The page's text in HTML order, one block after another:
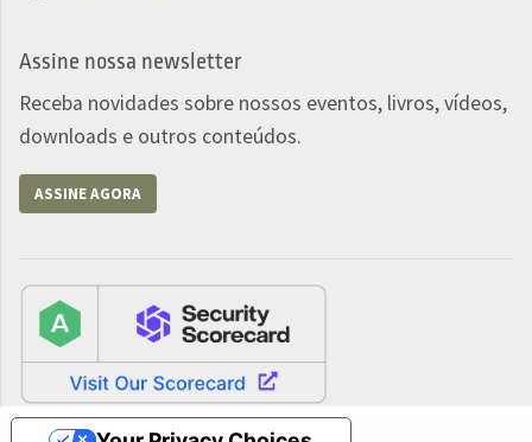
Assine nossa newsletter
Receba novidades sobre nossos eventos, livros, vídeos,
downloads e outros conteúdos.
ASSINE AGORA